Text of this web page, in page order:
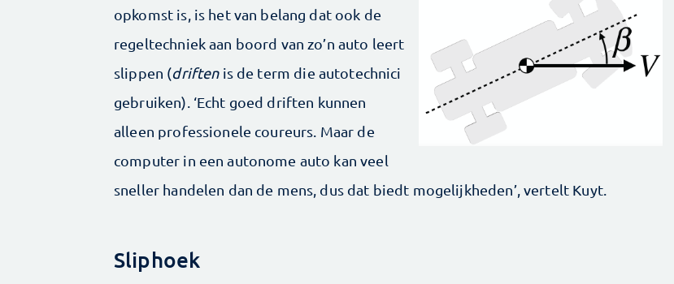
opkomst is, is het van belang dat ook de
regeltechniek aan boord van zo’n auto leert
slippen (driftenis de term die autotechnici
gebruiken). ‘Echt goed driften kunnen
alleen professionele coureurs. Maar de
computer in een autonome auto kan veel
sneller handelen dan de mens, dus dat biedt mogelijkheden’, vertelt Kuyt.
Sliphoek